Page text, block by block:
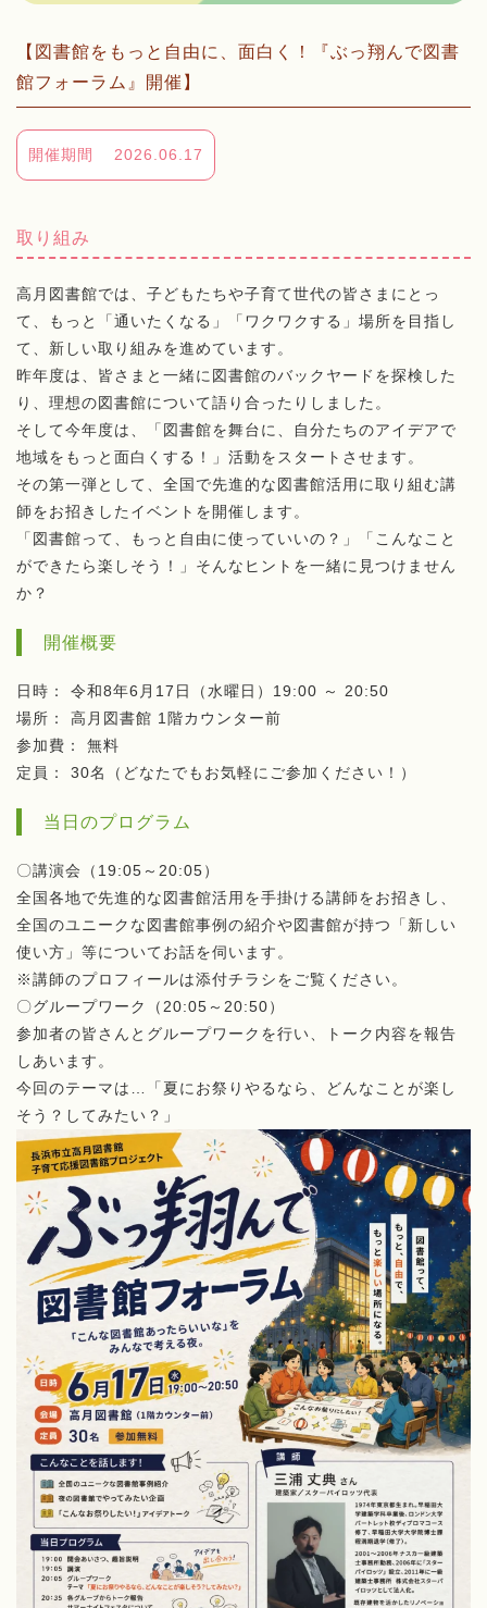
【図書館をもっと自由に、面白く！『ぶっ翔んで図書
館フォーラム』開催】
開催期間 2026.06.17
取り組み
高月図書館では、子どもたちや子育て世代の皆さまにとっ
て、もっと「通いたくなる」「ワクワクする」場所を目指し
て、新しい取り組みを進めています。
昨年度は、皆さまと一緒に図書館のバックヤードを探検した
り、理想の図書館について語り合ったりしました。
そして今年度は、「図書館を舞台に、自分たちのアイデアで
地域をもっと面白くする！」活動をスタートさせます。
その第一弾として、全国で先進的な図書館活用に取り組む講
師をお招きしたイベントを開催します。
「図書館って、もっと自由に使っていいの？」「こんなこと
ができたら楽しそう！」そんなヒントを一緒に見つけません
か？
開催概要
日時： 令和8年6月17日（水曜日）19:00 ～ 20:50
場所： 高月図書館 1階カウンター前
参加費： 無料
定員： 30名（どなたでもお気軽にご参加ください！）
当日のプログラム
〇講演会（19:05～20:05）
全国各地で先進的な図書館活用を手掛ける講師をお招きし、
全国のユニークな図書館事例の紹介や図書館が持つ「新しい
使い方」等についてお話を伺います。
※講師のプロフィールは添付チラシをご覧ください。
〇グループワーク（20:05～20:50）
参加者の皆さんとグループワークを行い、トーク内容を報告
しあいます。
今回のテーマは…「夏にお祭りやるなら、どんなことが楽し
そう？してみたい？」